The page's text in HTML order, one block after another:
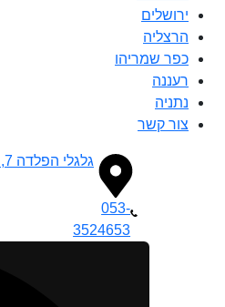
ירושלים
הרצליה
כפר שמריהו
רעננה
נתניה
צור קשר
גלגלי הפלדה 7, הרצליה פיתוח
053-
3524653